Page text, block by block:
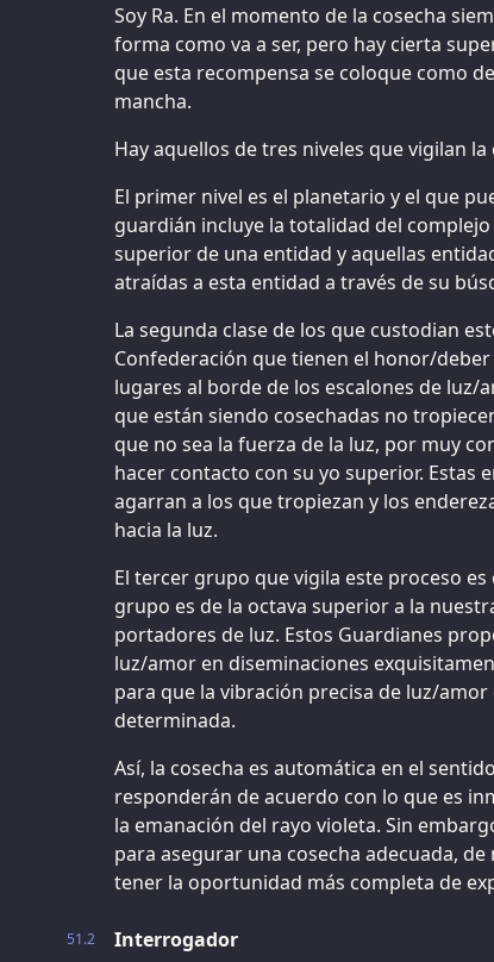
Soy Ra. En el momento de la cosecha
forma como va a ser, pero hay cierta
que esta recompensa se coloque como
mancha.
Hay aquellos de tres niveles que vigilan la
El primer nivel es el planetario y el que
guardián incluye la totalidad del
superior de una entidad y aquellas
atraídas a esta entidad a través de su
La segunda clase de los que custodian
Confederación que tienen el honor/
lugares al borde de los escalones de luz/
que están siendo cosechadas no
que no sea la fuerza de la luz, por muy
hacer contacto con su yo superior. Estas
agarran a los que tropiezan y los
hacia la luz.
El tercer grupo que vigila este proceso
grupo es de la octava superior a la
portadores de luz. Estos Guardianes
luz/amor en diseminaciones
para que la vibración precisa de luz/
determinada.
Así, la cosecha es automática en el
responderán de acuerdo con lo que es
la emanación del rayo violeta. Sin
para asegurar una cosecha adecuada,
tener la oportunidad más completa de
51.2
Interrogador